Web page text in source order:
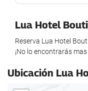
Alimentação e
Restaurante
Zonas comuns
Biblioteca
Lua Hotel
Reserva Lua Hotel
¡No lo encontrarás
Ubicación Lua